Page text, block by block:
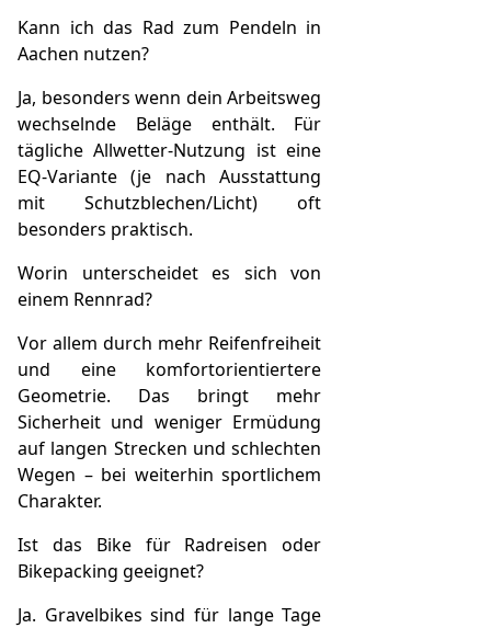
Kann ich das Rad zum Pendeln in
Aachen nutzen?
Ja, besonders wenn dein Arbeitsweg
wechselnde Beläge enthält. Für
tägliche Allwetter-Nutzung ist eine
EQ-Variante (je nach Ausstattung
mit Schutzblechen/Licht) oft
besonders praktisch.
Worin unterscheidet es sich von
einem Rennrad?
Vor allem durch mehr Reifenfreiheit
und eine komfortorientiertere
Geometrie. Das bringt mehr
Sicherheit und weniger Ermüdung
auf langen Strecken und schlechten
Wegen – bei weiterhin sportlichem
Charakter.
Ist das Bike für Radreisen oder
Bikepacking geeignet?
Ja. Gravelbikes sind für lange Tage